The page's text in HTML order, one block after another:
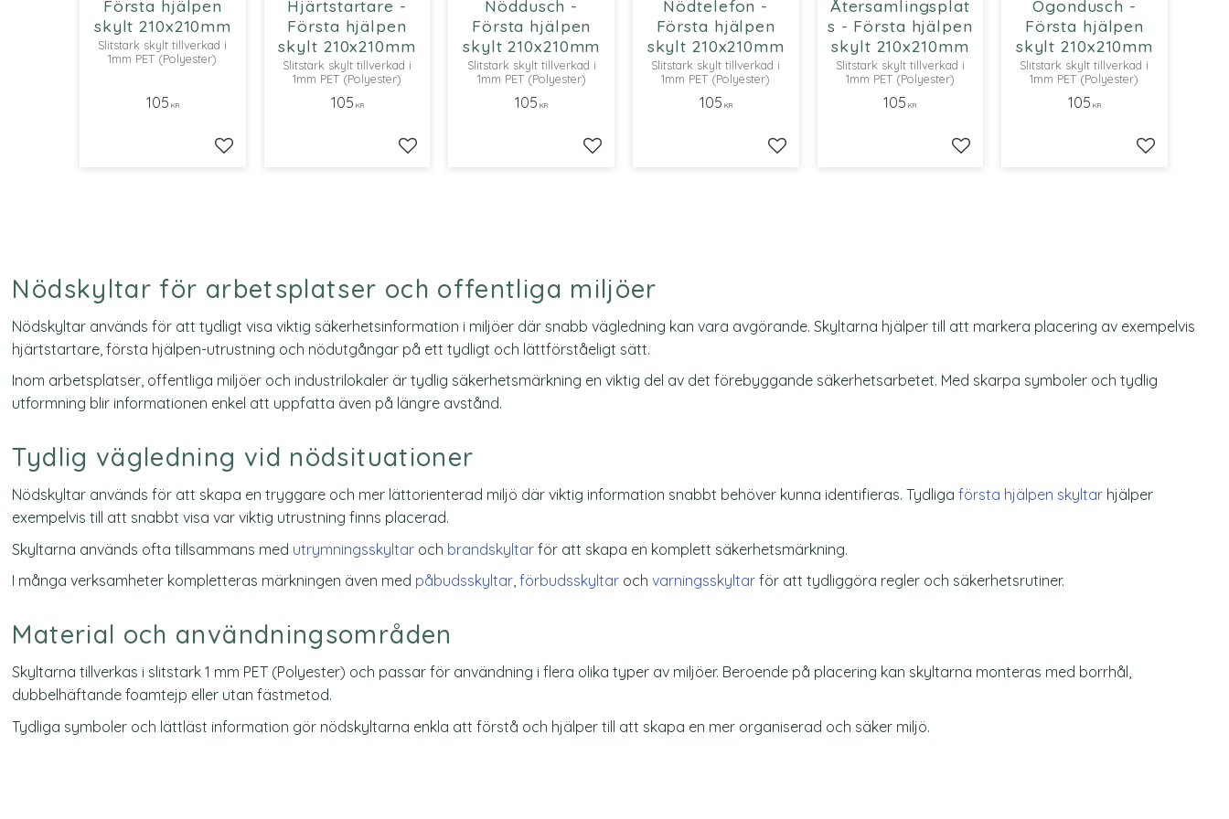
Första hjälpen
skylt 210x210mm
Slitstark skylt tillverkad i
1mm PET (Polyester)
105 KR
Lägg till i favoriter
Hjärtstartare -
Första hjälpen
skylt 210x210mm
Slitstark skylt tillverkad i
1mm PET (Polyester)
105 KR
Lägg till i favoriter
Nöddusch -
Första hjälpen
skylt 210x210mm
Slitstark skylt tillverkad i
1mm PET (Polyester)
105 KR
Lägg till i favoriter
Nödtelefon -
Första hjälpen
skylt 210x210mm
Slitstark skylt tillverkad i
1mm PET (Polyester)
105 KR
Lägg till i favoriter
Återsamlingsplat
s - Första hjälpen
skylt 210x210mm
Slitstark skylt tillverkad i
1mm PET (Polyester)
105 KR
Lägg till i favoriter
Ögondusch -
Första hjälpen
skylt 210x210mm
Slitstark skylt tillverkad i
1mm PET (Polyester)
105 KR
Lägg till i
Nödskyltar för arbetsplatser och offentliga miljöer
Nödskyltar används för att tydligt visa viktig säkerhetsinformation i miljöer där snabb vägledning kan vara avgörande. Skyltarna hjälper till att markera placering av exempelvis
hjärtstartare, första hjälpen-utrustning och nödutgångar på ett tydligt och lättförståeligt sätt.
Inom arbetsplatser, offentliga miljöer och industrilokaler är tydlig säkerhetsmärkning en viktig del av det förebyggande säkerhetsarbetet. Med skarpa symboler och tydlig
utformning blir informationen enkel att uppfatta även på längre avstånd.
Tydlig vägledning vid nödsituationer
Nödskyltar används för att skapa en tryggare och mer lättorienterad miljö där viktig information snabbt behöver kunna identifieras. Tydligaförsta hjälpen skyltar hjälper
exempelvis till att snabbt visa var viktig utrustning finns placerad.
Skyltarna används ofta tillsammans med utrymningsskyltar och brandskyltar för att skapa en komplett säkerhetsmärkning.
I många verksamheter kompletteras märkningen även med påbudsskyltar,förbudsskyltar ochvarningsskyltar för att tydliggöra regler och säkerhetsrutiner.
Material och användningsområden
Skyltarna tillverkas i slitstark 1 mm PET (Polyester) och passar för användning i flera olika typer av miljöer. Beroende på placering kan skyltarna monteras med borrhål,
dubbelhäftande foamtejp eller utan fästmetod.
Tydliga symboler och lättläst information gör nödskyltarna enkla att förstå och hjälper till att skapa en mer organiserad och säker miljö.